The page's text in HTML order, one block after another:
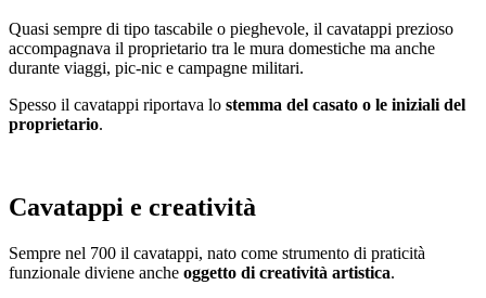
Quasi sempre di tipo tascabile o pieghevole, il cavatappi prezioso
accompagnava il proprietario tra le mura domestiche ma anche
durante viaggi, pic-nic e campagne militari.
Spesso il cavatappi riportava lo stemma del casato o le iniziali del
proprietario.
Cavatappi e creatività
Sempre nel 700 il cavatappi, nato come strumento di praticità
funzionale diviene anche oggetto di creatività artistica.